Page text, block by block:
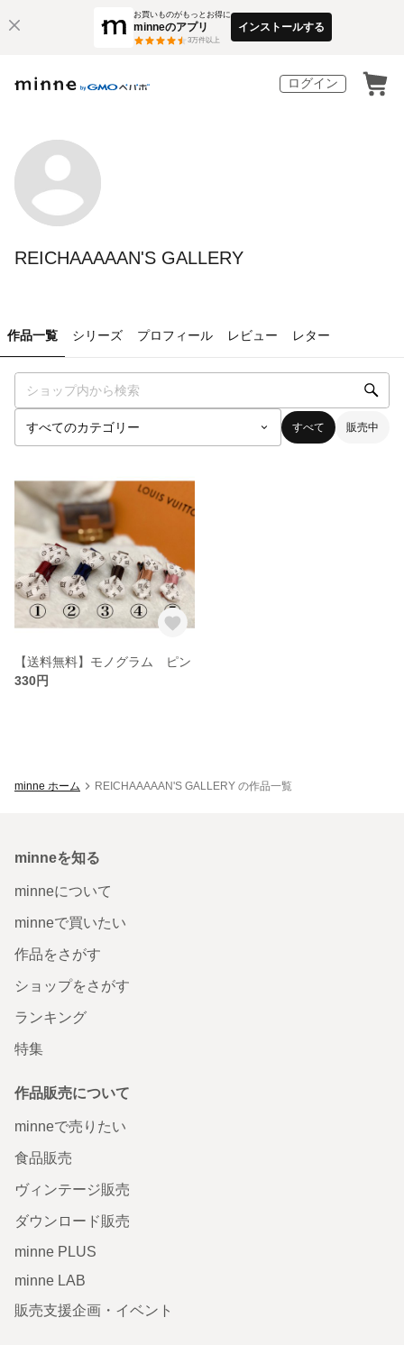
お買いものがもっとお得に
minneのアプリ
3万件以上
インストールする
ログイン
REICHAAAAAN'S GALLERY
作品一覧 シリーズ プロフィール レビュー レター
すべて 販売中
【送料無料】モノグラム ピン
330円
minne ホーム REICHAAAAAN'S GALLERY の作品一覧
minneを知る
minneについて
minneで買いたい
作品をさがす
ショップをさがす
ランキング
特集
作品販売について
minneで売りたい
食品販売
ヴィンテージ販売
ダウンロード販売
minne PLUS
minne LAB
販売支援企画・イベント